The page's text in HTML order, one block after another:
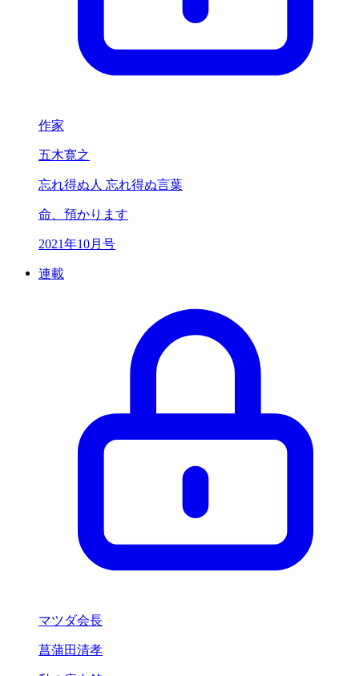
作家
五木寛之
忘れ得ぬ人 忘れ得ぬ言葉
命、預かります
2021年10月号
連載
マツダ会長
菖蒲田清孝